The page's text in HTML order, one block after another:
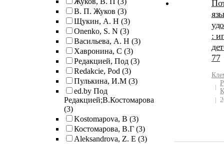
В. П. Жуков (3)
Щукин, А. Н (3)
Onenko, S. N (3)
Васильева, А. Н (3)
Хавронина, С (3)
Редакцией, Под (3)
Redakcie, Pod (3)
Пулькина, И.М (3)
ed.by Под
Редакцией;В.Костомарова
(3)
Kostomapova, B (3)
Костомарова, В.Г (3)
Aleksandrova, Z. E (3)
:
77